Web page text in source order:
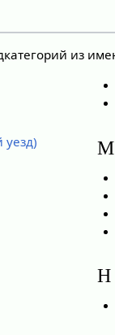
из
уезд)
М
Н